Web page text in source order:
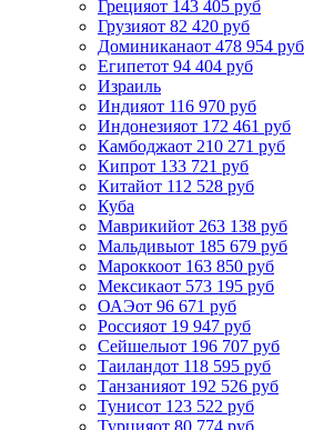
Грецияот 143 405 руб
Грузияот 82 420 руб
Доминиканаот 478 954 руб
Египетот 94 404 руб
Израиль
Индияот 116 970 руб
Индонезияот 172 461 руб
Камбоджаот 210 271 руб
Кипрот 133 721 руб
Китайот 112 528 руб
Куба
Маврикийот 263 138 руб
Мальдивыот 185 679 руб
Мароккоот 163 850 руб
Мексикаот 573 195 руб
ОАЭот 96 671 руб
Россияот 19 947 руб
Сейшелыот 196 707 руб
Таиландот 118 595 руб
Танзанияот 192 526 руб
Тунисот 123 522 руб
Турцияот 80 774 руб